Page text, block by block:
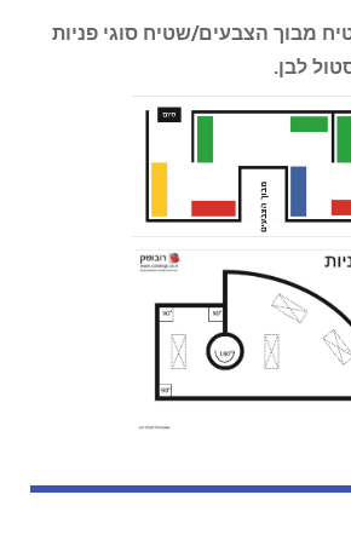
מבוך הצבעים/שטיח סוגי פניות
לבן.